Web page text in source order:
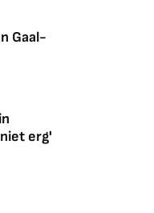
Gaal-
erg'